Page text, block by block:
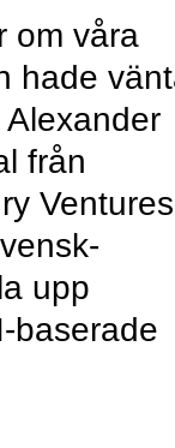
om våra
hade
från
Ventures
upp
baserade